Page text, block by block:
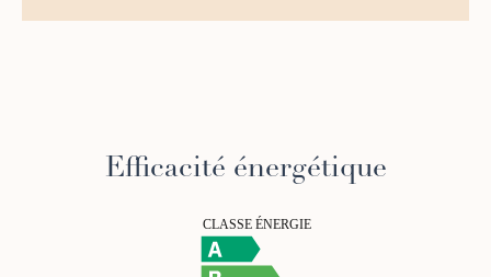
Efficacité énergétique